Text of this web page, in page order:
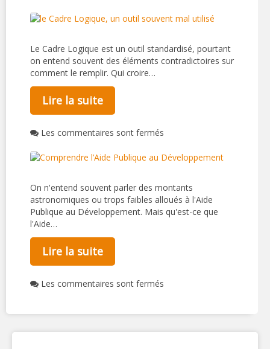
Le Cadre Logique est un outil standardisé, pourtant
on entend souvent des éléments contradictoires sur
comment le remplir. Qui croire…
Lire la suite
Les commentaires sont fermés
On n'entend souvent parler des montants
astronomiques ou trops faibles alloués à l'Aide
Publique au Développement. Mais qu'est-ce que
l'Aide…
Lire la suite
Les commentaires sont fermés